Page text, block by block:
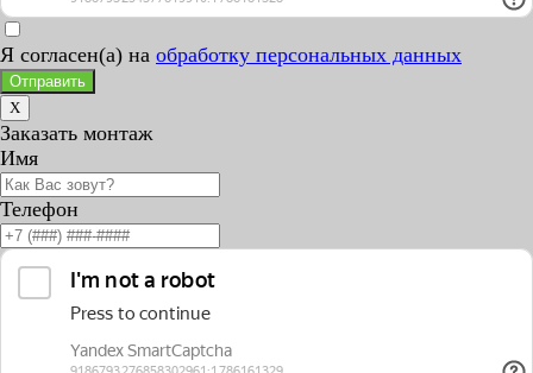
Я согласен(а) на обработку персональных данных
Отправить
X
Заказать монтаж
Имя
Телефон